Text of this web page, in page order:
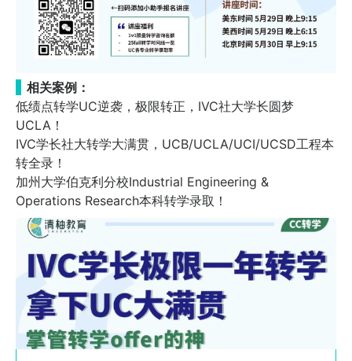
相关案例：
低绩点转学UC逆袭，极限转正，IVC社大学长圆梦
UCLA！
IVC学长社大转学大满贯，UCB/UCLA/UCI/UCSD工程本
转全录！
加州大学伯克利分校Industrial Engineering &
Operations Research本科转学录取！